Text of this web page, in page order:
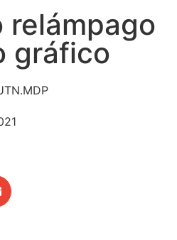
relámpago
gráfico